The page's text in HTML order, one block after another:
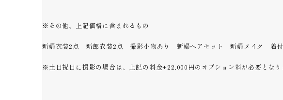
※その他、上記価格に含まれるもの
新婦衣装2点 新郎衣装2点 撮影小物あり 新婦ヘアセット 新婦メイク 着
※土日祝日に撮影の場合は、上記の料金+22,000円のオプション料が必要となり